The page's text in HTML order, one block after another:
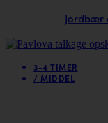
Jordbær
3-4 TIMER
/ MIDDEL